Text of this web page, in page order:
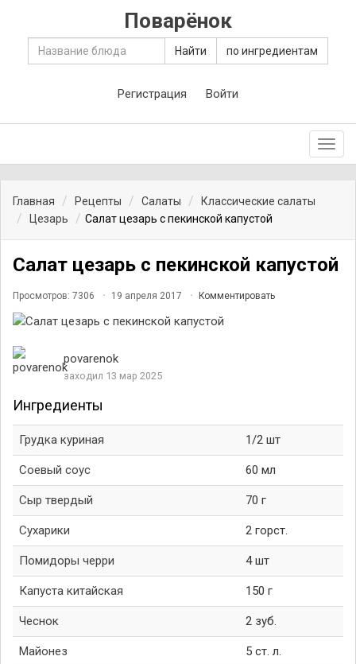
Поварёнок
Найти по ингредиентам
Регистрация Войти
Главная Рецепты Салаты
Классические салаты
Цезарь
Салат цезарь с пекинской капустой
Салат цезарь с пекинской капустой
Просмотров: 7306 19 апреля 2017 Комментировать
povarenok
заходил 13 мар 2025
Ингредиенты
Грудка куриная 1/2 шт
Соевый соус 60 мл
Сыр твердый 70 г
Сухарики 2 горст.
Помидоры черри 4 шт
Капуста китайская 150 г
Чеснок 2 зуб.
Майонез 5 ст. л.